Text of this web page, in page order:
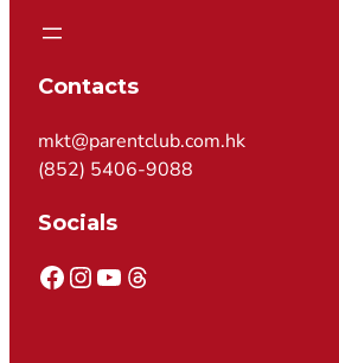
Contacts
mkt@parentclub.com.hk
(852) 5406-9088
Socials